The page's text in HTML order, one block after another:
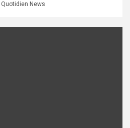
Quotidien News